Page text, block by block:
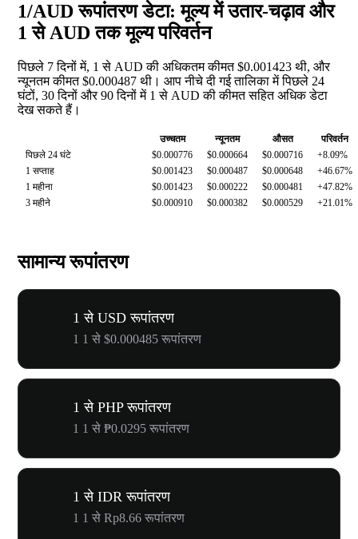
1/AUD रूपांतरण डेटा: मूल्य में उतार-चढ़ाव और
1 से AUD तक मूल्य परिवर्तन
पिछले 7 दिनों में, 1 से AUD की अधिकतम कीमत $0.001423 थी, और
न्यूनतम कीमत $0.000487 थी। आप नीचे दी गई तालिका में पिछले 24
घंटों, 30 दिनों और 90 दिनों में 1 से AUD की कीमत सहित अधिक डेटा
देख सकते हैं।
उच्चतम न्यूनतम औसत
परिवर्तन
पिछले 24 घंटे
$0.000776 $0.000664 $0.000716
+8.09%
1 सप्ताह
$0.001423 $0.000487 $0.000648
+46.67%
1 महीना
$0.001423 $0.000222 $0.000481
+47.82%
3 महीने
$0.000910 $0.000382 $0.000529 +21.01%
सामान्य रूपांतरण
1 से USD रूपांतरण
1 1 से $0.000485 रूपांतरण
1 से PHP रूपांतरण
1 1 से ₱0.0295 रूपांतरण
1 से IDR रूपांतरण
1 1 से Rp8.66 रूपांतरण